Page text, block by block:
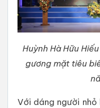
Huỳnh Hà Hữu
gương mặt tiêu
Với dáng người